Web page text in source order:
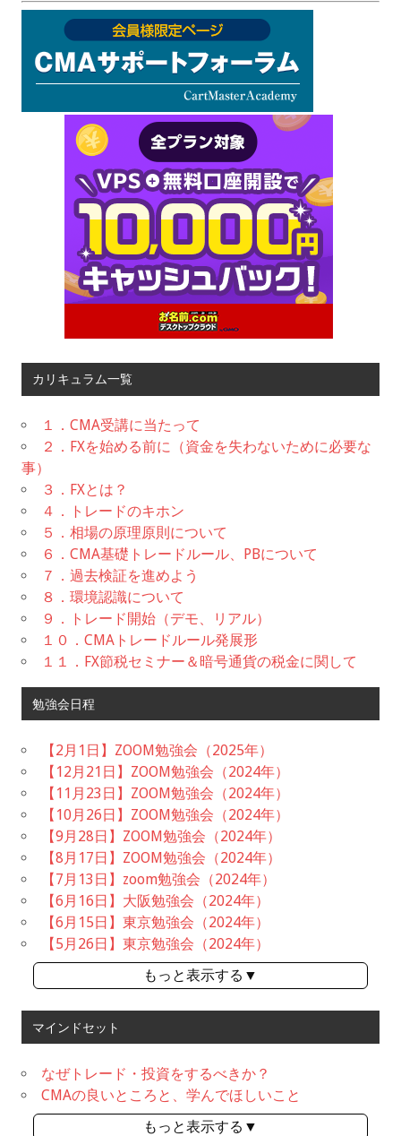
カリキュラム一覧
１．CMA受講に当たって
２．FXを始める前に（資金を失わないために必要な
事）
３．FXとは？
４．トレードのキホン
５．相場の原理原則について
６．CMA基礎トレードルール、PBについて
７．過去検証を進めよう
８．環境認識について
９．トレード開始（デモ、リアル）
１０．CMAトレードルール発展形
１１．FX節税セミナー＆暗号通貨の税金に関して
勉強会日程
【2月1日】ZOOM勉強会（2025年）
【12月21日】ZOOM勉強会（2024年）
【11月23日】ZOOM勉強会（2024年）
【10月26日】ZOOM勉強会（2024年）
【9月28日】ZOOM勉強会（2024年）
【8月17日】ZOOM勉強会（2024年）
【7月13日】zoom勉強会（2024年）
【6月16日】大阪勉強会（2024年）
【6月15日】東京勉強会（2024年）
【5月26日】東京勉強会（2024年）
もっと表示する▼
マインドセット
なぜトレード・投資をするべきか？
CMAの良いところと、学んでほしいこと
もっと表示する▼